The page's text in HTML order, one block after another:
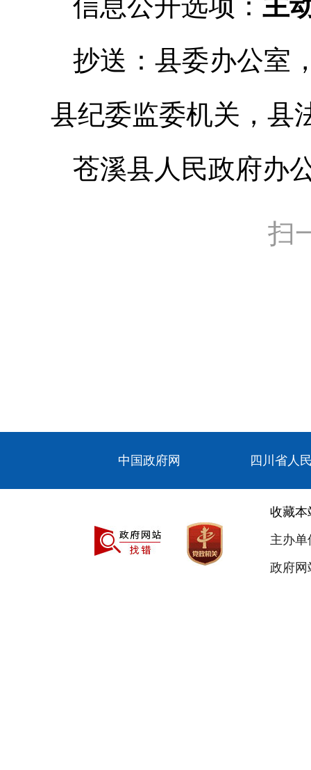
抄送：县委办公室
县纪委监委机关，县
苍溪县人民政
扫
中国政府网 四川省人
收藏本
主办
政府网